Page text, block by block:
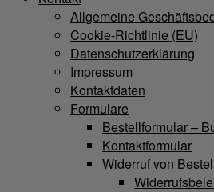
Allgemeine
Cookie-Richtlinie (EU)
Datenschutzerklärung
Impressum
Kontaktdaten
Formulare
Bestellformular –
Kontaktformular
Widerruf von